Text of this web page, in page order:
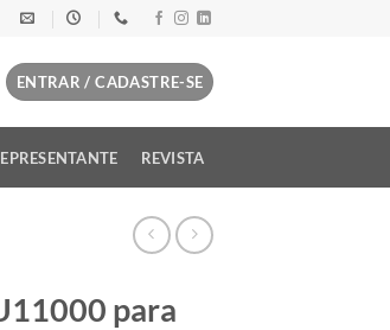
ENTRAR / CADASTRE-SE
REVISTA
para